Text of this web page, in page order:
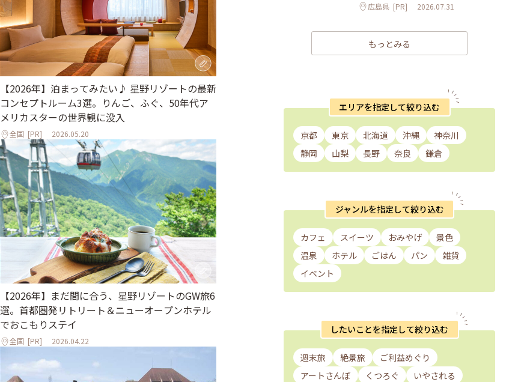
【2026年】泊まってみたい♪ 星野リゾートの最新
コンセプトルーム3選。りんご、ふぐ、50年代ア
メリカスターの世界観に没入
全国 [PR] 2026.05.20
【2026年】まだ間に合う、星野リゾートのGW旅6
選。首都圏発リトリート＆ニューオープンホテル
でおこもりステイ
全国 [PR] 2026.04.22
広島県 [PR] 2026.07.31
もっとみる
エリアを指定して絞り込む
京都 東京 北海道 沖縄
神奈川
静岡
山梨 長野 奈良 鎌倉
ジャンルを指定して絞り込む
カフェ スイーツ おみやげ
景色
温泉
ホテル ごはん パン
雑貨
イベント
したいことを指定して絞り込む
週末旅 絶景旅
ご利益めぐり
アートさんぽ
くつろぐ
いやされる